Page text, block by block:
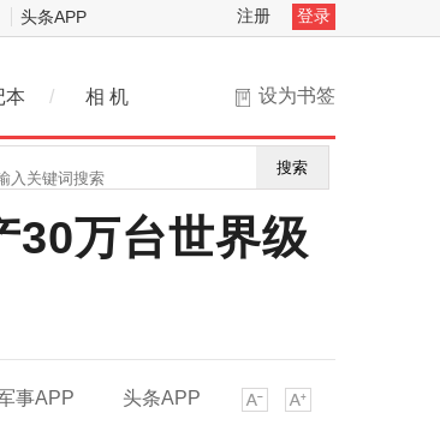
头条APP 注册 登录
设为书签
本 / 相 机
搜索
30万台世界级
事APP 头条APP